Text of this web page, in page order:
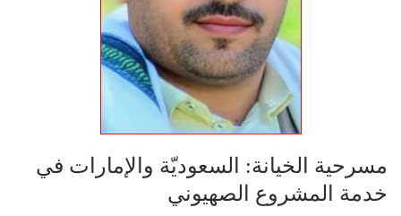
مسرحية الخيانة: السعوديّة والإمارات في
خدمة المشروع الصهيوني